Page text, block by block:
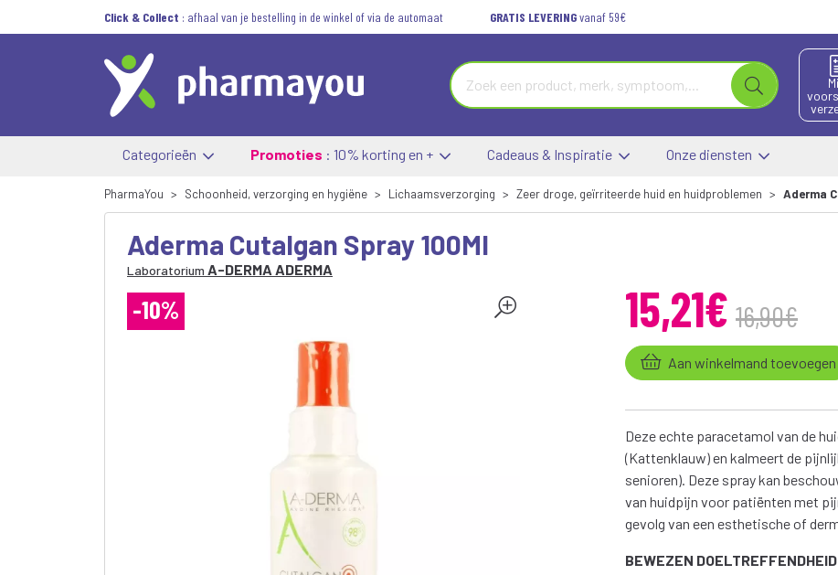
Click & Collect : afhaal van je bestelling in de winkel of via de automaat GRATIS LEVERINGvanaf 59€
Categorieën Promoties : 10% korting en + Cadeaus & Inspiratie Onze diensten
PharmaYou Schoonheid, verzorging en hygiëne Lichaamsverzorging Zeer droge, geïrriteerde huid en huidproblemen Aderma
Aderma Cutalgan Spray 100Ml
Laboratorium A-DERMA ADERMA
-10% 15,21€ 16,90€
Aan winkelmand toevoegen
Deze echte paracetamol van de
(Kattenklauw) en kalmeert de
senioren). Deze spray kan
van huidpijn voor patiënten met
gevolg van een esthetische of
BEWEZEN